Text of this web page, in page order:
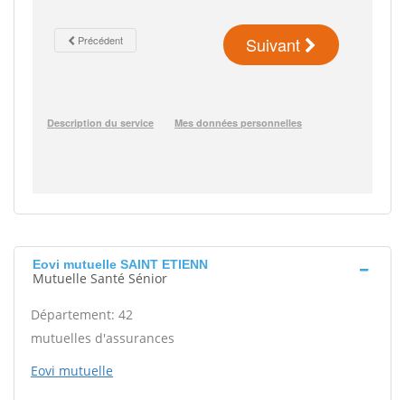
Eovi mutuelle SAINT ETIENN
Mutuelle Santé Sénior
Département: 42
mutuelles d'assurances
Eovi mutuelle